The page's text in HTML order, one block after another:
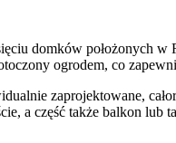
domków położonych
ogrodem, co
zaprojektowane,
a część także balkon lub